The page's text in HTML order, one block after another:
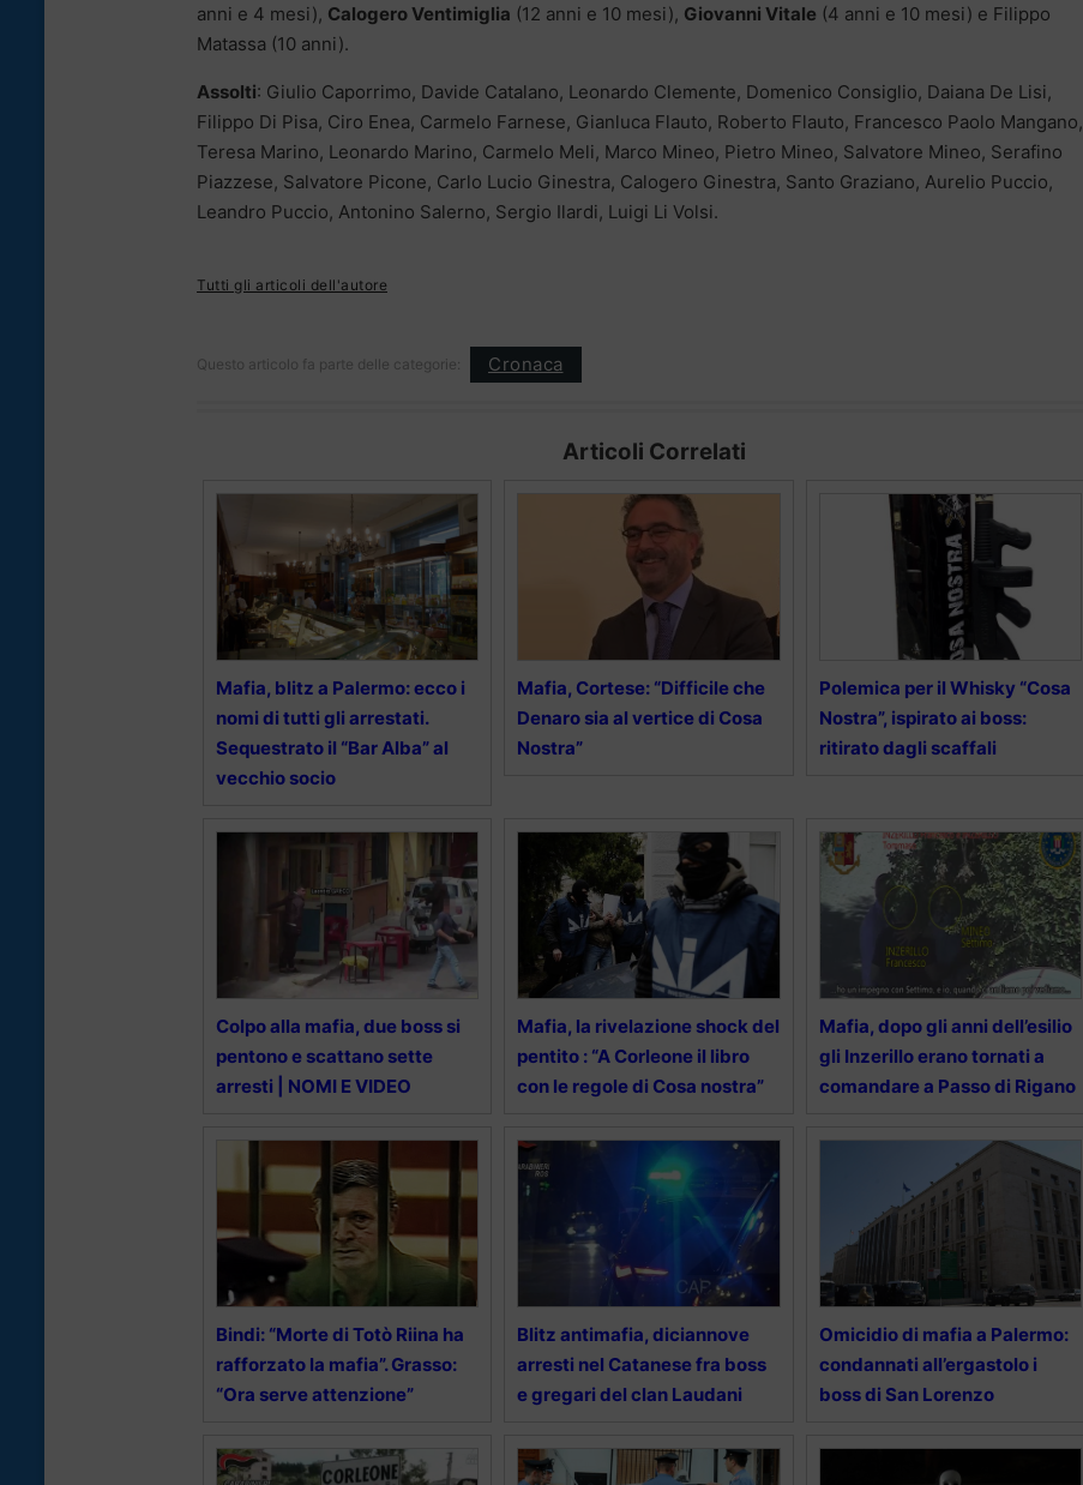
anni e 4 mesi), Calogero Ventimiglia (12 anni e 10 mesi), Giovanni Vitale (4 anni e 10 mesi) e Filippo
Matassa (10 anni).
Assolti: Giulio Caporrimo, Davide Catalano, Leonardo Clemente, Domenico Consiglio, Daiana De Lisi,
Filippo Di Pisa, Ciro Enea, Carmelo Farnese, Gianluca Flauto, Roberto Flauto, Francesco Paolo Mangano,
Teresa Marino, Leonardo Marino, Carmelo Meli, Marco Mineo, Pietro Mineo, Salvatore Mineo, Serafino
Piazzese, Salvatore Picone, Carlo Lucio Ginestra, Calogero Ginestra, Santo Graziano, Aurelio Puccio,
Leandro Puccio, Antonino Salerno, Sergio Ilardi, Luigi Li Volsi.
Tutti gli articoli dell'autore
Questo articolo fa parte delle categorie: Cronaca
Articoli Correlati
Mafia, blitz a Palermo: ecco i
nomi di tutti gli arrestati.
Sequestrato il “Bar Alba” al
vecchio socio
Mafia, Cortese: “Difficile che
Denaro sia al vertice di Cosa
Nostra”
Polemica per il Whisky “Cosa
Nostra”, ispirato ai boss:
ritirato dagli scaffali
Colpo alla mafia, due boss si
pentono e scattano sette
arresti | NOMI E VIDEO
Mafia, la rivelazione shock del
pentito : “A Corleone il libro
con le regole di Cosa nostra”
Mafia, dopo gli anni dell’esilio
gli Inzerillo erano tornati a
comandare a Passo di Rigano
Bindi: “Morte di Totò Riina ha
rafforzato la mafia”. Grasso:
“Ora serve attenzione”
Blitz antimafia, diciannove
arresti nel Catanese fra boss
e gregari del clan Laudani
Omicidio di mafia a Palermo:
condannati all’ergastolo i
boss di San Lorenzo